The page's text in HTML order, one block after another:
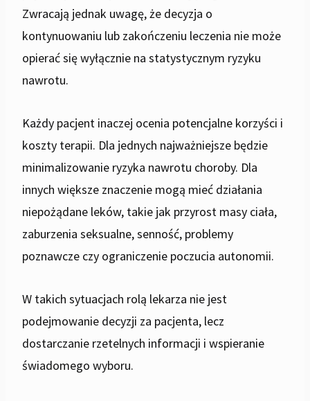
Zwracają jednak uwagę, że decyzja o
kontynuowaniu lub zakończeniu leczenia nie może
opierać się wyłącznie na statystycznym ryzyku
nawrotu.
Każdy pacjent inaczej ocenia potencjalne korzyści i
koszty terapii. Dla jednych najważniejsze będzie
minimalizowanie ryzyka nawrotu choroby. Dla
innych większe znaczenie mogą mieć działania
niepożądane leków, takie jak przyrost masy ciała,
zaburzenia seksualne, senność, problemy
poznawcze czy ograniczenie poczucia autonomii.
W takich sytuacjach rolą lekarza nie jest
podejmowanie decyzji za pacjenta, lecz
dostarczanie rzetelnych informacji i wspieranie
świadomego wyboru.